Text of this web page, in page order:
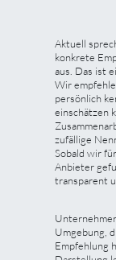
Aktuell
konkrete
aus. Das ist
Wir
persönlich
einschätzen
zufällige
Sobald wir
Anbieter
transparent
Umgebung,
Empfehlung